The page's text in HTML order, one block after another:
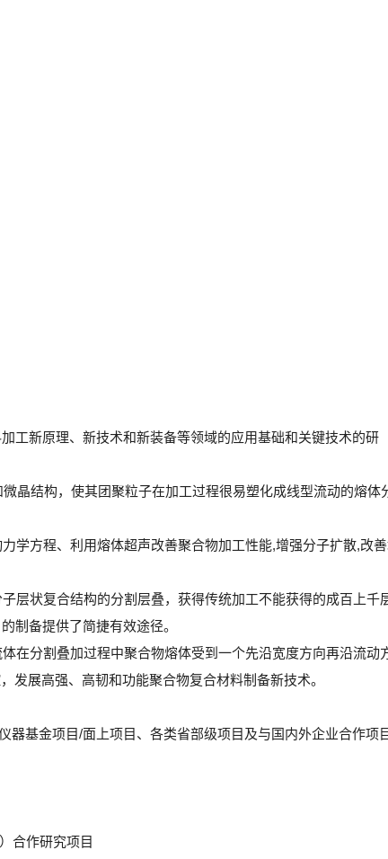
工新原理、新技术和新装备等领域的应用基础和关键技术的研
晶结构，使其团聚粒子在加工过程很易塑化成线型流动的熔体
学方程、利用熔体超声改善聚合物加工性能,增强分子扩散,改
层状复合结构的分割层叠，获得传统加工不能获得的成百上千
制备提供了简捷有效途径。
在分割叠加过程中聚合物熔体受到一个先沿宽度方向再沿流动
发展高强、高韧和功能聚合物复合材料制备新技术。
器基金项目/面上项目、各类省部级项目及与国内外企业合作项
合作研究项目